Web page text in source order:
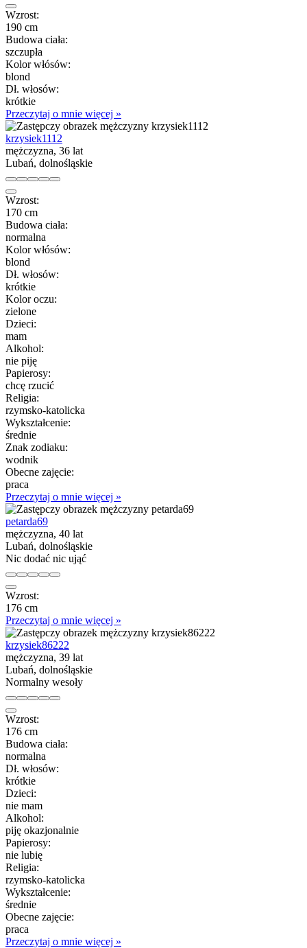
Wzrost:
190 cm
Budowa ciała:
szczupła
Kolor włósów:
blond
Dł. włosów:
krótkie
Przeczytaj o mnie więcej »
krzysiek1112
mężczyzna, 36 lat
Lubań, dolnośląskie
Wzrost:
170 cm
Budowa ciała:
normalna
Kolor włósów:
blond
Dł. włosów:
krótkie
Kolor oczu:
zielone
Dzieci:
mam
Alkohol:
nie piję
Papierosy:
chcę rzucić
Religia:
rzymsko-katolicka
Wykształcenie:
średnie
Znak zodiaku:
wodnik
Obecne zajęcie:
praca
Przeczytaj o mnie więcej »
petarda69
mężczyzna, 40 lat
Lubań, dolnośląskie
Nic dodać nic ująć
Wzrost:
176 cm
Przeczytaj o mnie więcej »
krzysiek86222
mężczyzna, 39 lat
Lubań, dolnośląskie
Normalny wesoły
Wzrost:
176 cm
Budowa ciała:
normalna
Dł. włosów:
krótkie
Dzieci:
nie mam
Alkohol:
piję okazjonalnie
Papierosy:
nie lubię
Religia:
rzymsko-katolicka
Wykształcenie:
średnie
Obecne zajęcie:
praca
Przeczytaj o mnie więcej »